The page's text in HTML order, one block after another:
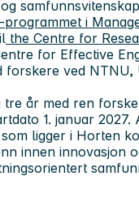
programmet i
the Centre for
for Effective
forskere ved
år med ren
1. januar
som ligger i Horten
innen innovasjon